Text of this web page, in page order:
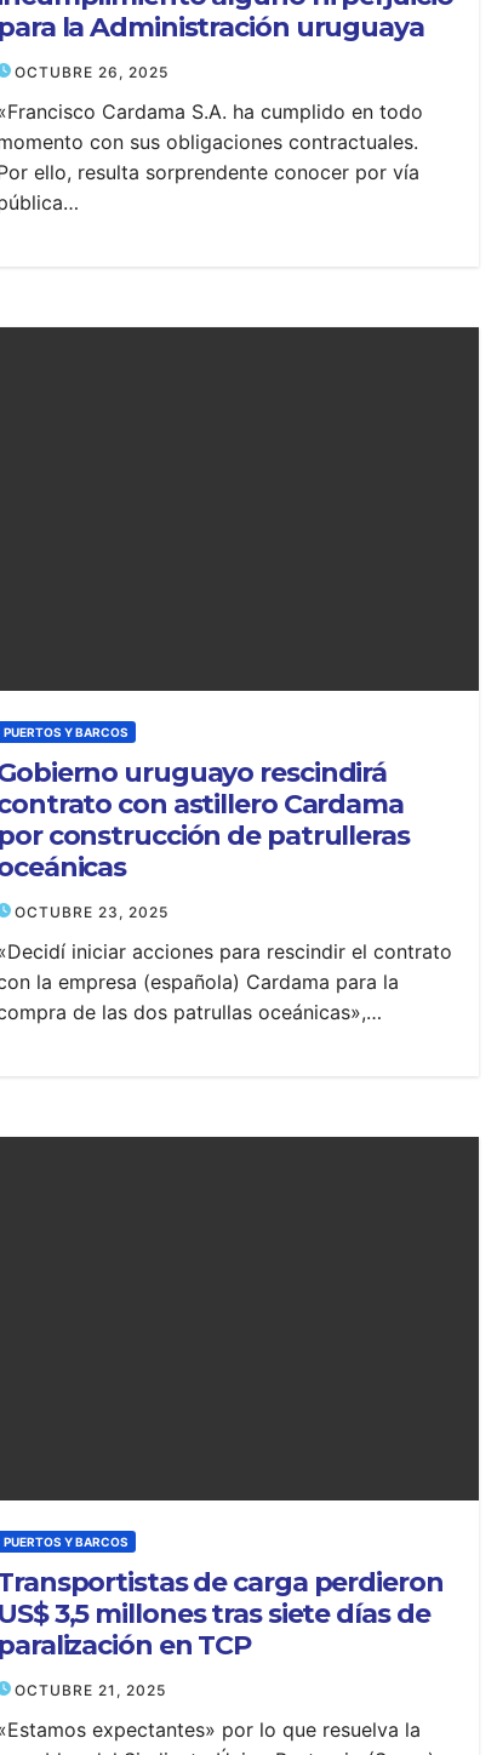
para la Administración uruguaya
OCTUBRE 26, 2025
Cardama S.A. ha cumplido en todo
con sus obligaciones contractuales.
ello, resulta sorprendente conocer por vía
PUERTOS Y BARCOS
uruguayo rescindirá
con astillero Cardama
por construcción de patrulleras
OCTUBRE 23, 2025
iniciar acciones para rescindir el contrato
la empresa (española) Cardama para la
de las dos patrullas oceánicas»,…
PUERTOS Y BARCOS
de carga perdieron
US$ 3,5 millones tras siete días de
paralización en TCP
OCTUBRE 21, 2025
expectantes» por lo que resuelva la